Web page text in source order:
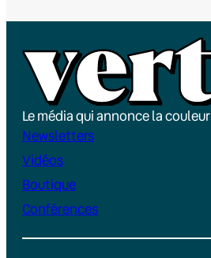
Le média qui annonce la couleur
Newsletters
Vidéos
Boutique
Conférences